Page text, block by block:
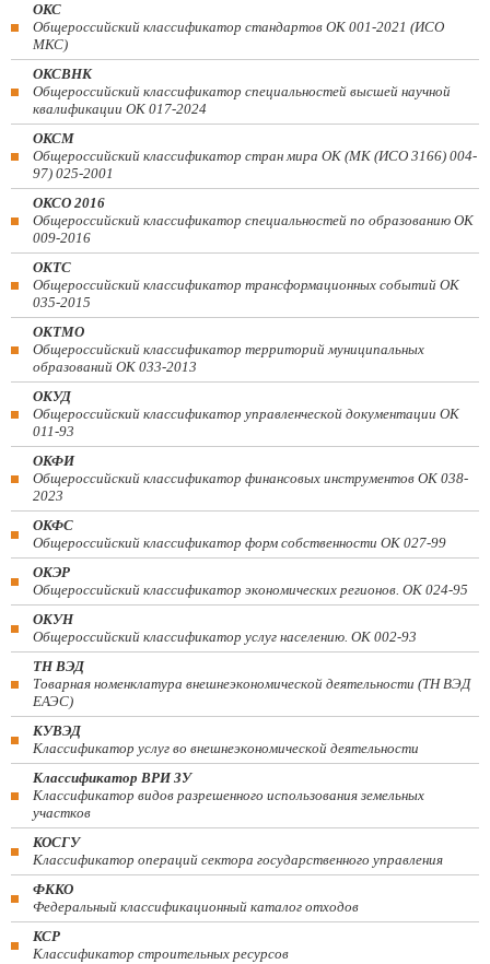
ОКС
Общероссийский классификатор стандартов ОК 001-2021 (ИСО
МКС)
ОКСВНК
Общероссийский классификатор специальностей высшей научной
квалификации ОК 017-2024
ОКСМ
Общероссийский классификатор стран мира ОК (МК (ИСО 3166) 004-
97) 025-2001
ОКСО 2016
Общероссийский классификатор специальностей по образованию ОК
009-2016
ОКТС
Общероссийский классификатор трансформационных событий ОК
035-2015
ОКТМО
Общероссийский классификатор территорий муниципальных
образований ОК 033-2013
ОКУД
Общероссийский классификатор управленческой документации ОК
011-93
ОКФИ
Общероссийский классификатор финансовых инструментов OK 038-
2023
ОКФС
Общероссийский классификатор форм собственности ОК 027-99
ОКЭР
Общероссийский классификатор экономических регионов. ОК 024-95
ОКУН
Общероссийский классификатор услуг населению. ОК 002-93
ТН ВЭД
Товарная номенклатура внешнеэкономической деятельности (ТН ВЭД
ЕАЭС)
КУВЭД
Классификатор услуг во внешнеэкономической деятельности
Классификатор ВРИ ЗУ
Классификатор видов разрешенного использования земельных
участков
КОСГУ
Классификатор операций сектора государственного управления
ФККО
Федеральный классификационный каталог отходов
КСР
Классификатор строительных ресурсов